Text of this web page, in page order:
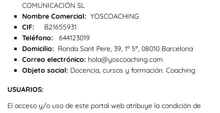
COMUNICACIÓN SL
Nombre Comercial: YOSCOACHING
CIF:
B21655931
Teléfono:
644123019
Domicilio: Ronda Sant Pere, 39, 1º 5ª, 08010 Barcelona
Correo electrónico: hola@yoscoaching.com
Objeto social: Docencia, cursos y formación. Coaching
USUARIOS:
El acceso y/o uso de este portal web atribuye la condición de